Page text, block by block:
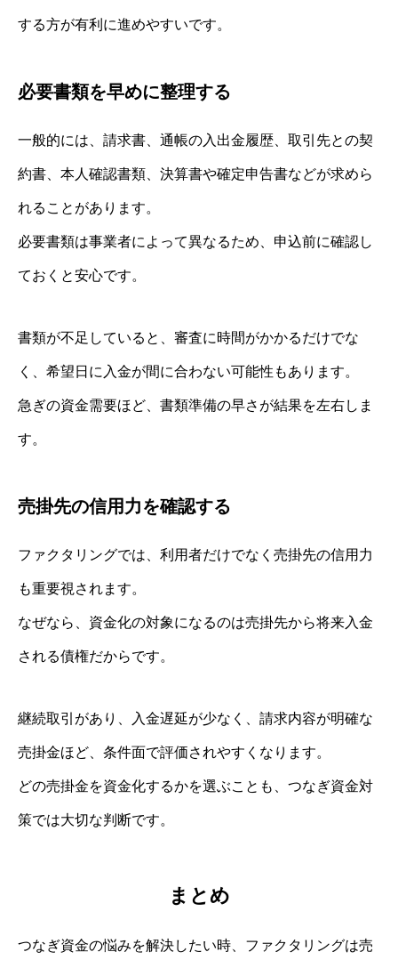
する方が有利に進めやすいです。
必要書類を早めに整理する
一般的には、請求書、通帳の入出金履歴、取引先との契
約書、本人確認書類、決算書や確定申告書などが求めら
れることがあります。
必要書類は事業者によって異なるため、申込前に確認し
ておくと安心です。
書類が不足していると、審査に時間がかかるだけでな
く、希望日に入金が間に合わない可能性もあります。
急ぎの資金需要ほど、書類準備の早さが結果を左右しま
す。
売掛先の信用力を確認する
ファクタリングでは、利用者だけでなく売掛先の信用力
も重要視されます。
なぜなら、資金化の対象になるのは売掛先から将来入金
される債権だからです。
継続取引があり、入金遅延が少なく、請求内容が明確な
売掛金ほど、条件面で評価されやすくなります。
どの売掛金を資金化するかを選ぶことも、つなぎ資金対
策では大切な判断です。
まとめ
つなぎ資金の悩みを解決したい時、ファクタリングは売